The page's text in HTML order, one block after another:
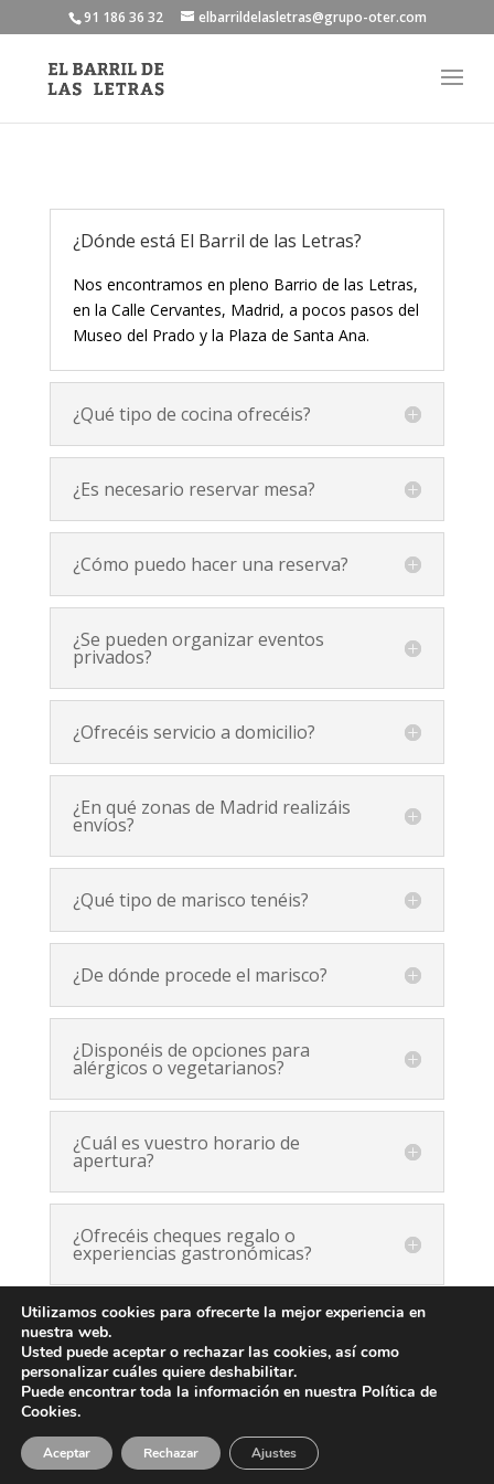
91 186 36 32 elbarrildelasletras@grupo-oter.com
¿Dónde está El Barril de las Letras?
Nos encontramos en pleno Barrio de las Letras,
en la Calle Cervantes, Madrid, a pocos pasos del
Museo del Prado y la Plaza de Santa Ana.
¿Qué tipo de cocina ofrecéis?
¿Es necesario reservar mesa?
¿Cómo puedo hacer una reserva?
¿Se pueden organizar eventos
privados?
¿Ofrecéis servicio a domicilio?
¿En qué zonas de Madrid realizáis
envíos?
¿Qué tipo de marisco tenéis?
¿De dónde procede el marisco?
¿Disponéis de opciones para
alérgicos o vegetarianos?
¿Cuál es vuestro horario de
apertura?
¿Ofrecéis cheques regalo o
experiencias gastronómicas?
Designed by
Política de Privacidad| Política de Cookies
frecuentes
Utilizamos cookies para ofrecerte la mejor experiencia en
nuestra web.
Usted puede aceptar o rechazar las cookies, así como
personalizar cuáles quiere deshabilitar.
Puede encontrar toda la información en nuestra Política de
Cookies.
Aceptar Rechazar Ajustes